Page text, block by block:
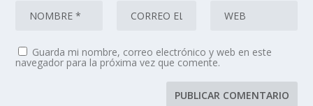
Guarda mi nombre, correo electrónico y web en este
navegador para la próxima vez que comente.